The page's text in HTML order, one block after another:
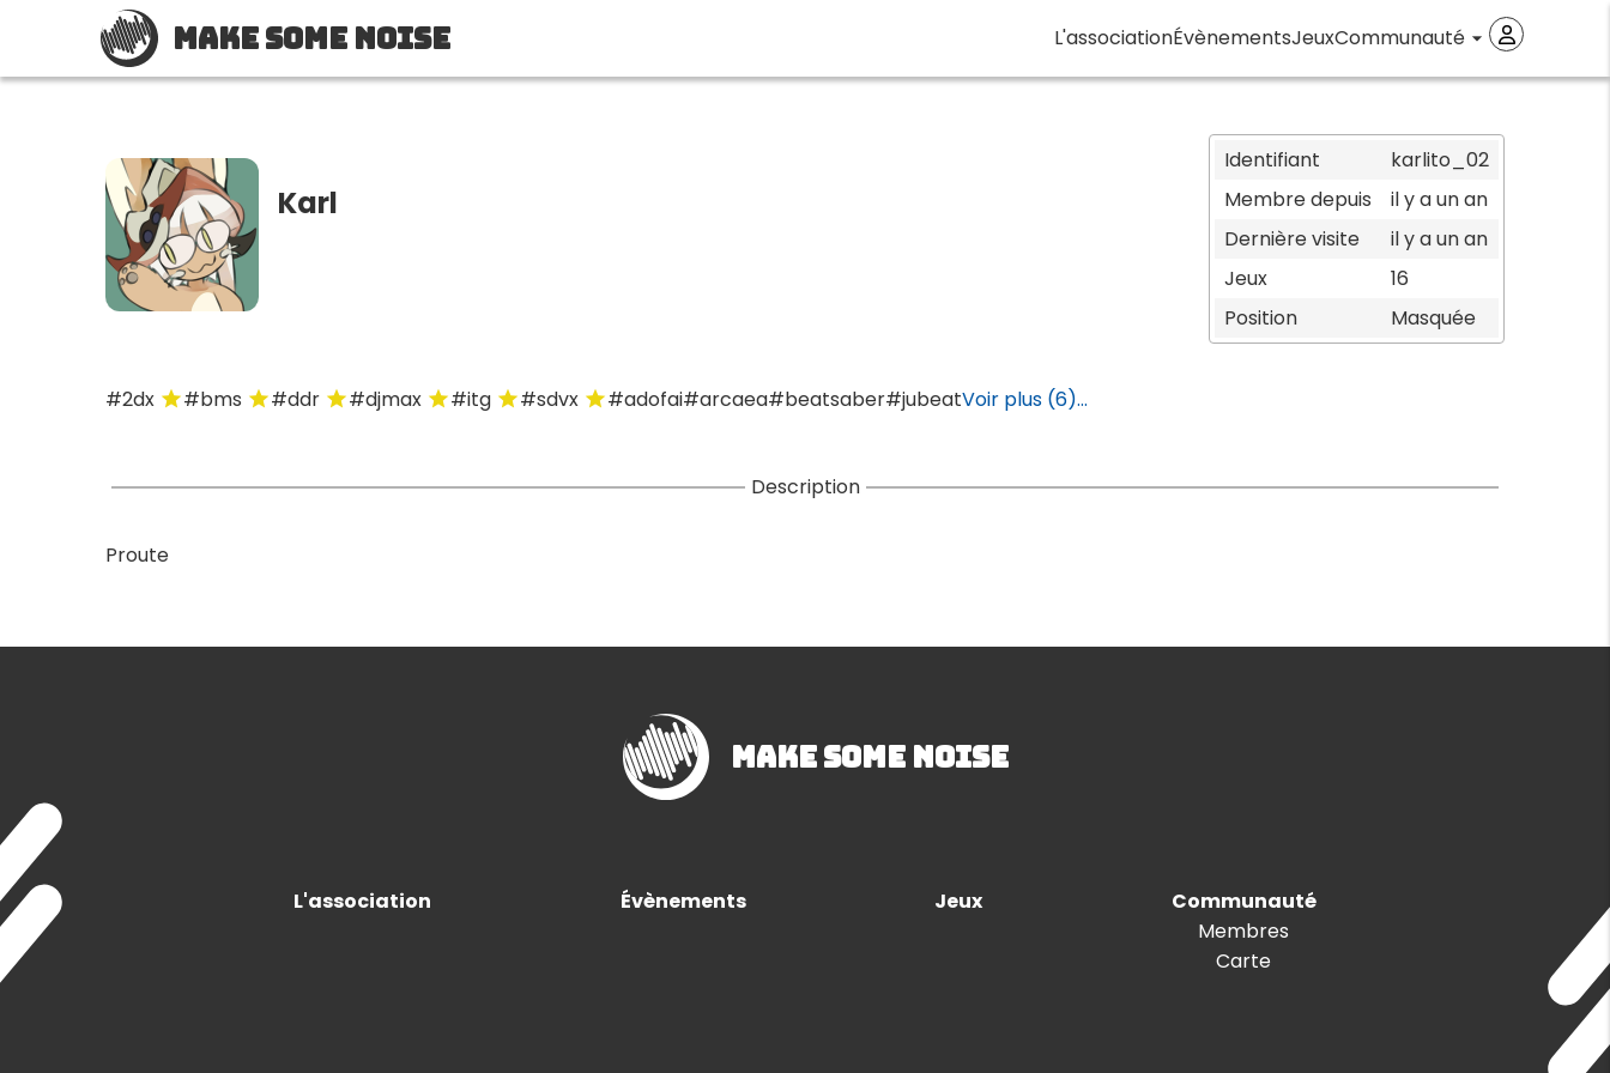
Make Some Noise L'associationÉvènementsJeuxCommunauté arrow_drop_down
Karl
Identifiant
karlito_02
Membre depuis
il y a un an
Dernière visite
il y a un an
Jeux
16
Position
Masquée
#2dx star#bms star#ddr star#djmax star#itg star#sdvx star#adofai#arcaea#beatsaber#jubeatVoir plus (6)...
Description
Proute
Make Some Noise
L'association Évènements Jeux
Communauté
Membres
Carte